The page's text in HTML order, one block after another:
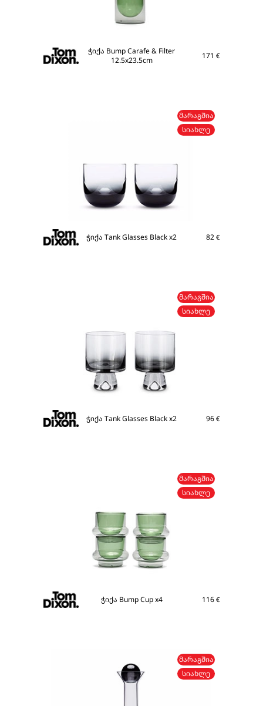
ჭიქა Bump Carafe & Filter
12.5x23.5cm
171 €
ᲛᲐᲠᲐᲒᲨᲘᲐ
ᲡᲘᲐᲮᲚᲔ
ჭიქა Tank Glasses Black x2 82 €
ᲛᲐᲠᲐᲒᲨᲘᲐ
ᲡᲘᲐᲮᲚᲔ
ჭიქა Tank Glasses Black x2 96 €
ᲛᲐᲠᲐᲒᲨᲘᲐ
ᲡᲘᲐᲮᲚᲔ
ჭიქა Bump Cup x4 116 €
ᲛᲐᲠᲐᲒᲨᲘᲐ
ᲡᲘᲐᲮᲚᲔ